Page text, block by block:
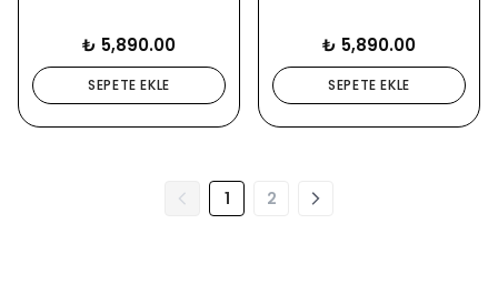
₺ 5,890.00
SEPETE EKLE
₺ 5,890.00
SEPETE EKLE
1 2